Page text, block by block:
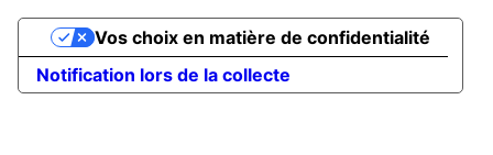
Notification lors de la collecte
Vos choix en matière de confidentialité